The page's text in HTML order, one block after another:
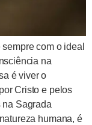
com o ideal
na
é viver o
Cristo e pelos
na Sagrada
humana, é